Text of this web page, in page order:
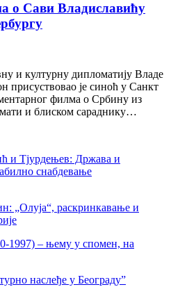
о Сави Владиславићу
и културну дипломатију Владе
присуствовао је синоћ у Санкт
филма о Србину из
и блиском сараднику…
и Тјурдењев: Држава и
снабдевање
„Олуја“, раскринкавање и
1997) – њему у спомен, на
наслеђе у Београду”